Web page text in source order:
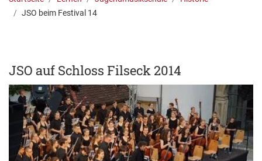
JSO beim Festival 14
JSO auf Schloss Filseck 2014